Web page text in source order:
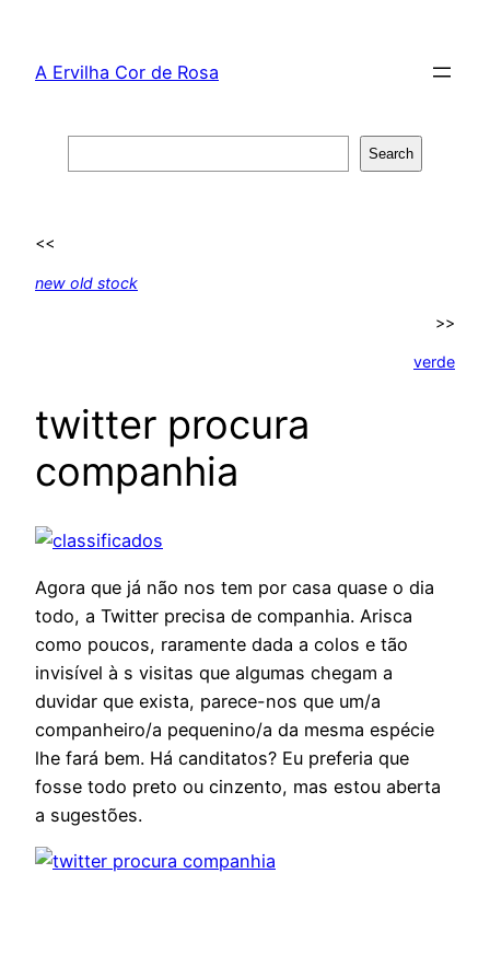
content
A Ervilha Cor de Rosa
Search
<<
new old stock
>>
verde
twitter procura
companhia
Agora que já não nos tem por casa quase o dia
todo, a Twitter precisa de companhia. Arisca
como poucos, raramente dada a colos e tão
invisível à s visitas que algumas chegam a
duvidar que exista, parece-nos que um/a
companheiro/a pequenino/a da mesma espécie
lhe fará bem. Há canditatos? Eu preferia que
fosse todo preto ou cinzento, mas estou aberta
a sugestões.